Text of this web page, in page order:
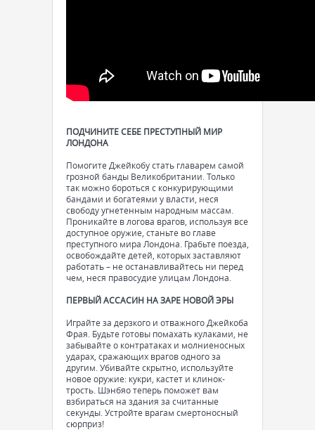
ПОДЧИНИТЕ СЕБЕ ПРЕСТУПНЫЙ МИР
ЛОНДОНА
Помогите Джейкобу стать главарем самой
грозной банды Великобритании. Только
так можно бороться с конкурирующими
бандами и богатеями у власти, неся
свободу угнетенным народным массам.
Проникайте в логова врагов, используя все
доступное оружие, станьте во главе
преступного мира Лондона. Грабьте поезда,
освобождайте детей, которых заставляют
работать – не останавливайтесь ни перед
чем, неся правосудие улицам Лондона.
ПЕРВЫЙ АССАСИН НА ЗАРЕ НОВОЙ ЭРЫ
Играйте за дерзкого и отважного Джейкоба
Фрая. Будьте готовы помахать кулаками, не
забывайте о контратаках и молниеносных
ударах, сражающих врагов одного за
другим. Убивайте скрытно, используйте
новое оружие: кукри, кастет и клинок-
трость. Шэнбяо теперь поможет вам
взбираться на здания за считанные
секунды. Устройте врагам смертоносный
сюрприз!